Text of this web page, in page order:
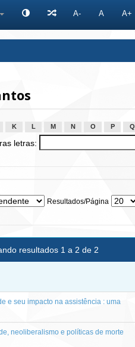
A- A A+
K L M N O P Q
letras:
Resultados/Página
resultados 1 a 2 de 2
e seu impacto na assistência : uma
neoliberalismo e políticas de morte